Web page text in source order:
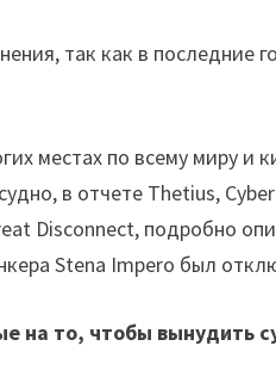
так как в последние
местах по всему миру и
в отчете Thetius,
Disconnect, подробно
Stena Impero был
на то, чтобы вынудить